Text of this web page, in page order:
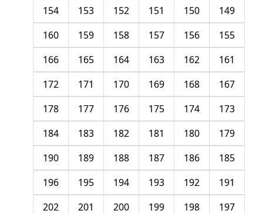
149
150
151
152
153
154
155
156
157
158
159
160
161
162
163
164
165
166
167
168
169
170
171
172
173
174
175
176
177
178
179
180
181
182
183
184
185
186
187
188
189
190
191
192
193
194
195
196
197
198
199
200
201
202